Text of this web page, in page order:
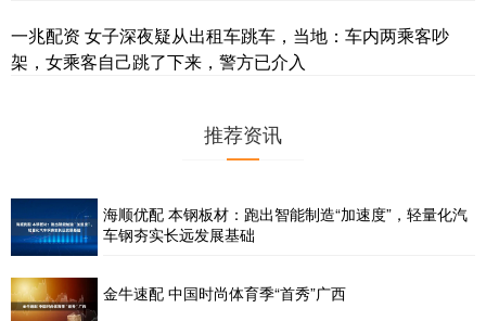
一兆配资 女子深夜疑从出租车跳车，当地：车内两乘客吵
架，女乘客自己跳了下来，警方已介入
推荐资讯
海顺优配 本钢板材：跑出智能制造“加速度”，轻量化汽
车钢夯实长远发展基础
金牛速配 中国时尚体育季“首秀”广西